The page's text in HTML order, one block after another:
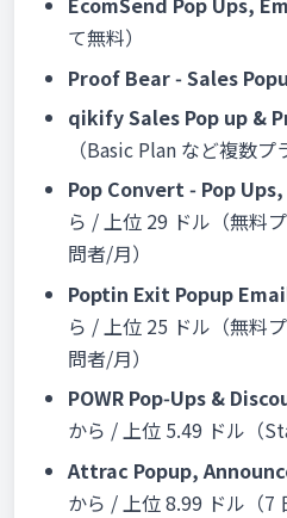
て無料）
Proof Bear ‑ Sales
qikify Sales Pop up &
（Basic Plan など複数プ
Pop Convert ‑ Pop
ら / 上位 29 ドル（無料
問者/月）
Poptin Exit Popup
ら / 上位 25 ドル（無料
問者/月）
POWR Pop‑Ups &
から / 上位 5.49 ドル（
Attrac Popup,
から / 上位 8.99 ドル（7